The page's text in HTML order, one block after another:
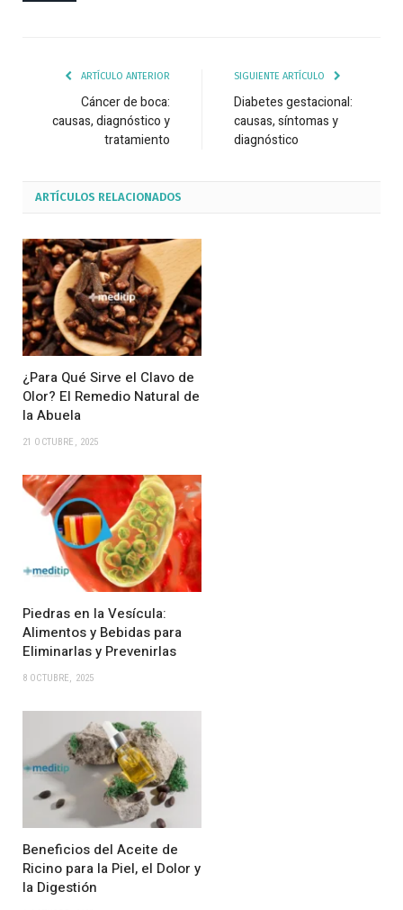
ARTÍCULO ANTERIOR
Cáncer de boca:
causas, diagnóstico y
tratamiento
SIGUIENTE ARTÍCULO
Diabetes gestacional:
causas, síntomas y
diagnóstico
ARTÍCULOS RELACIONADOS
¿Para Qué Sirve el Clavo de
Olor? El Remedio Natural de
la Abuela
21 OCTUBRE, 2025
Piedras en la Vesícula:
Alimentos y Bebidas para
Eliminarlas y Prevenirlas
8 OCTUBRE, 2025
Beneficios del Aceite de
Ricino para la Piel, el Dolor y
la Digestión